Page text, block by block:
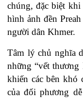
chúng, đặc biệt
hình ảnh đền
người dân Khmer.
Tâm lý chủ nghĩa
những “vết thương
khiến các bên khó
của đối phương